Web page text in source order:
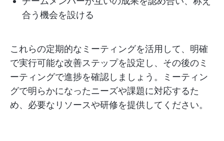
合う機会を設ける
これらの定期的なミーティングを活用して、明確
で実行可能な改善ステップを設定し、その後のミ
ーティングで進捗を確認しましょう。ミーティン
グで明らかになったニーズや課題に対応するた
め、必要なリソースや研修を提供してください。